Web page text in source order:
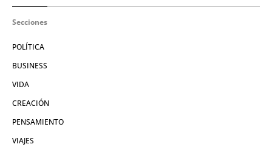
Secciones
POLÍTICA
BUSINESS
VIDA
CREACIÓN
PENSAMIENTO
VIAJES